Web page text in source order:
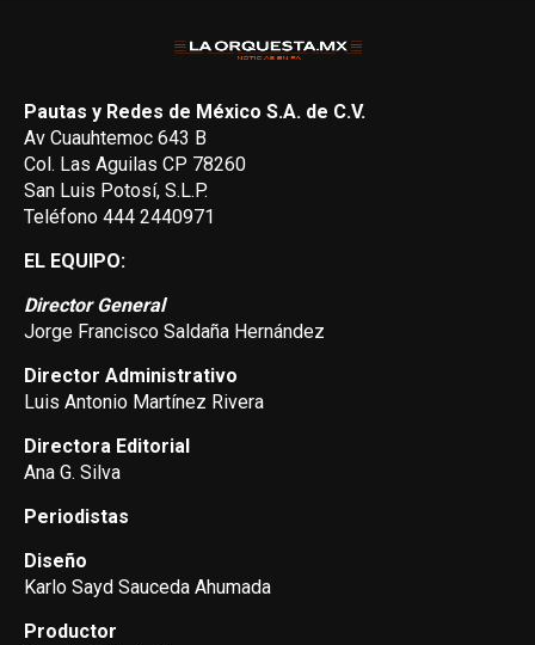
Pautas y Redes de México S.A. de C.V.
Av Cuauhtemoc 643 B
Col. Las Aguilas CP 78260
San Luis Potosí, S.L.P.
Teléfono 444 2440971
EL EQUIPO:
Director General
Jorge Francisco Saldaña Hernández
Director Administrativo
Luis Antonio Martínez Rivera
Directora Editorial
Ana G. Silva
Periodistas
Diseño
Karlo Sayd Sauceda Ahumada
Productor